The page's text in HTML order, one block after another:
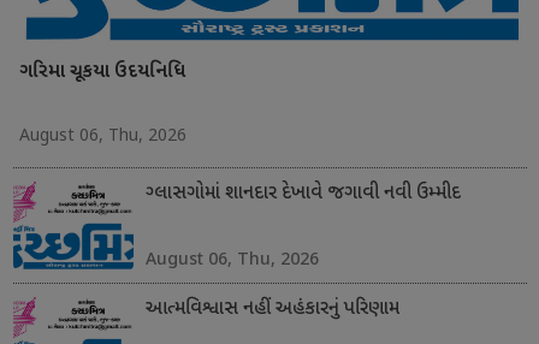
ગરિમા ચૂકયા ઉદયનિધિ
August 06, Thu, 2026
ગ્લાસગોમાં શાનદાર દેખાવે જગાવી નવી ઉમ્મીદ
August 06, Thu, 2026
આત્મવિશ્વાસ નહીં અહંકારનું પરિણામ